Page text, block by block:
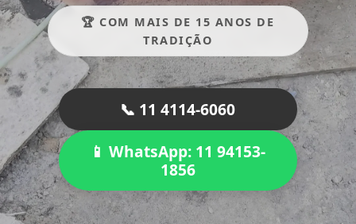
🏆 COM MAIS DE 15 ANOS DE
TRADIÇÃO
📞 11 4114-6060
📱 WhatsApp: 11 94153-
1856